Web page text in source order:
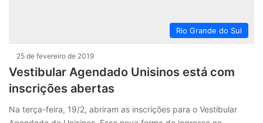
Rio Grande do Sul
25 de fevereiro de 2019
Vestibular Agendado Unisinos está com
inscrições abertas
Na terça-feira, 19/2, abriram as inscrições para o Vestibular